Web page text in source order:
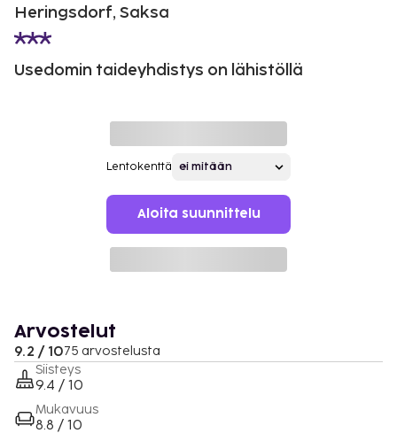
Heringsdorf, Saksa
Usedomin taideyhdistys on lähistöllä
Lentokenttä
Aloita suunnittelu
Arvostelut
9.2 / 1075 arvostelusta
Siisteys
9.4 / 10
Mukavuus
8.8 / 10